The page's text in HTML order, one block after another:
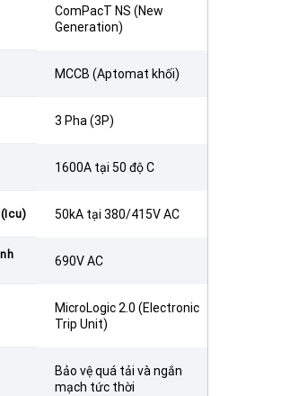
ComPacT NS (New
Generation)
MCCB (Aptomat khối)
3 Pha (3P)
1600A tại 50 độ C
50kA tại 380/415V AC
690V AC
MicroLogic 2.0 (Electronic
Trip Unit)
Bảo vệ quá tải và ngắn
mạch tức thời